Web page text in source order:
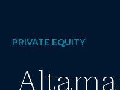
PRIVATE EQUITY